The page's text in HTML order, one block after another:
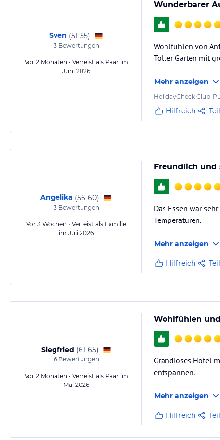
Unsere Schnupperbibliothek für Gartenliebhaber und
All diese Inklusivleistungen können Sie bei Ihrem Urlaub im
Allgemeine und unverbindliche Hoteliers-/Veranstalter-/
Gewähr und ohne Prüfung durch HolidayCheck. Bitte lies vor der
jeweiligen Veranstalters.
Sven (51-55)
3Bewertungen
Vor 2 Monaten • Verreist als Paar im
Juni 2026
Wunderbarer
Wohlfühlen von
Toller Garten mit
Mehr anzeigen
HolidayCheck Club-
Hilfreich
Angelika (56-60)
3Bewertungen
Vor 3 Wochen • Verreist als Familie
im Juli 2026
Freundlich und
Das Essen war
Temperaturen.
Mehr anzeigen
Hilfreich
Siegfried (61-65)
6Bewertungen
Vor 2 Monaten • Verreist als Paar im
Mai 2026
Wohlfühlen
Grandioses Hotel
entspannen.
Mehr anzeigen
Hilfreich